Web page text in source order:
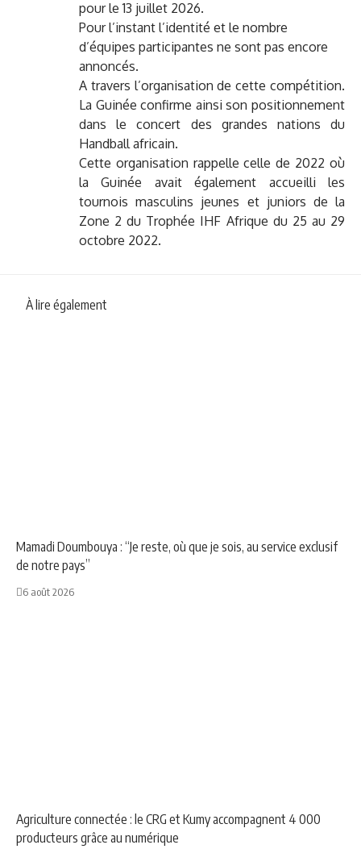
pour le 13 juillet 2026.
Pour l’instant l’identité et le nombre
d’équipes participantes ne sont pas encore
annoncés.
A travers l’organisation de cette compétition.
La Guinée confirme ainsi son positionnement
dans le concert des grandes nations du
Handball africain.
Cette organisation rappelle celle de 2022 où
la Guinée avait également accueilli les
tournois masculins jeunes et juniors de la
Zone 2 du Trophée IHF Afrique du 25 au 29
octobre 2022.
À lire également
Mamadi Doumbouya : “Je reste, où que je sois, au service exclusif
de notre pays”
6 août 2026
Agriculture connectée : le CRG et Kumy accompagnent 4 000
producteurs grâce au numérique